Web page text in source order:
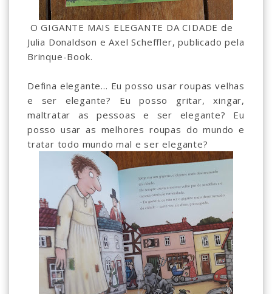
O GIGANTE MAIS ELEGANTE DA CIDADE de
Julia Donaldson e Axel Scheffler, publicado pela
Brinque-Book.
Defina elegante... Eu posso usar roupas velhas
e ser elegante? Eu posso gritar, xingar,
maltratar as pessoas e ser elegante? Eu
posso usar as melhores roupas do mundo e
tratar todo mundo mal e ser elegante?